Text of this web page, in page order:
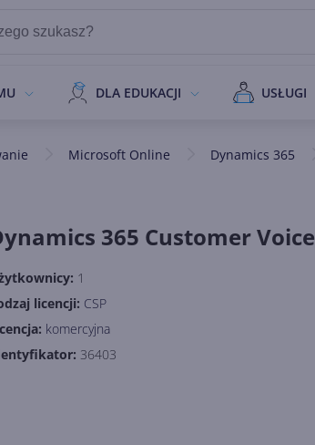
DLA EDUKACJI USŁUGI
Microsoft Online Dynamics 365
365 Customer Voice
1
licencji: CSP
komercyjna
36403